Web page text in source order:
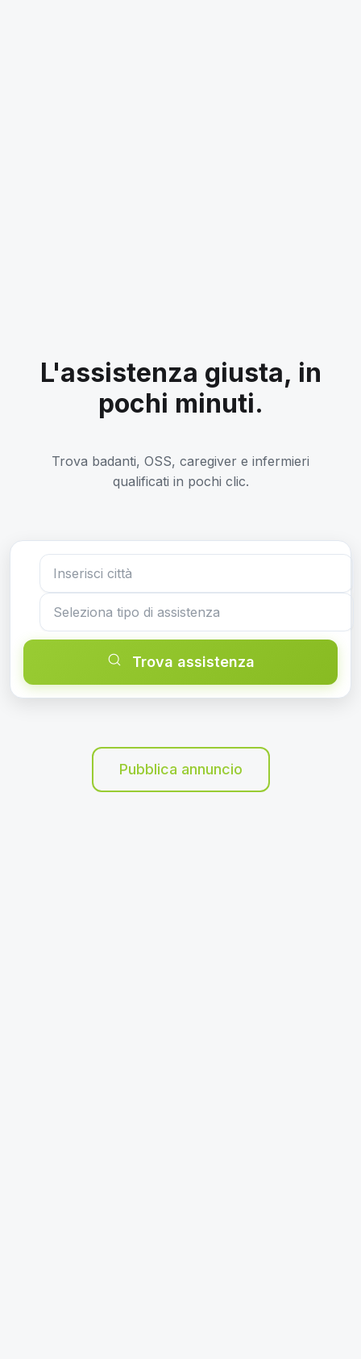
L'assistenza giusta, in
pochi minuti.
Trova badanti, OSS, caregiver e infermieri
qualificati in pochi clic.
Trova assistenza
Pubblica annuncio